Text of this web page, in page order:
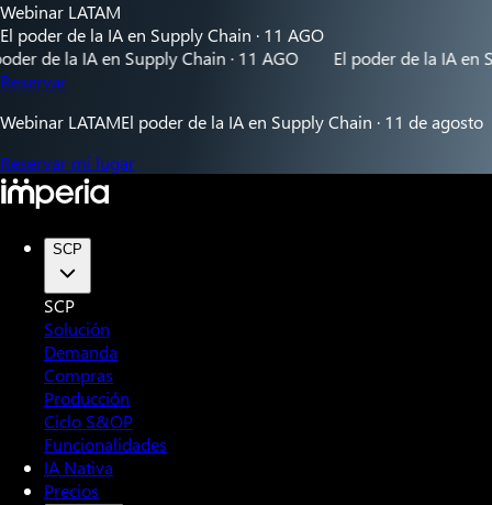
Webinar LATAM
El poder de la IA en Supply Chain · 11 AGO
de la IA en Supply Chain · 11 AGO
El poder de la IA en
Reservar
Webinar LATAMEl poder de la IA en Supply Chain · 11 de agosto
Reservar mi lugar
SCP
SCP
Solución
Demanda
Compras
Producción
Ciclo S&OP
Funcionalidades
IA Nativa
Precios